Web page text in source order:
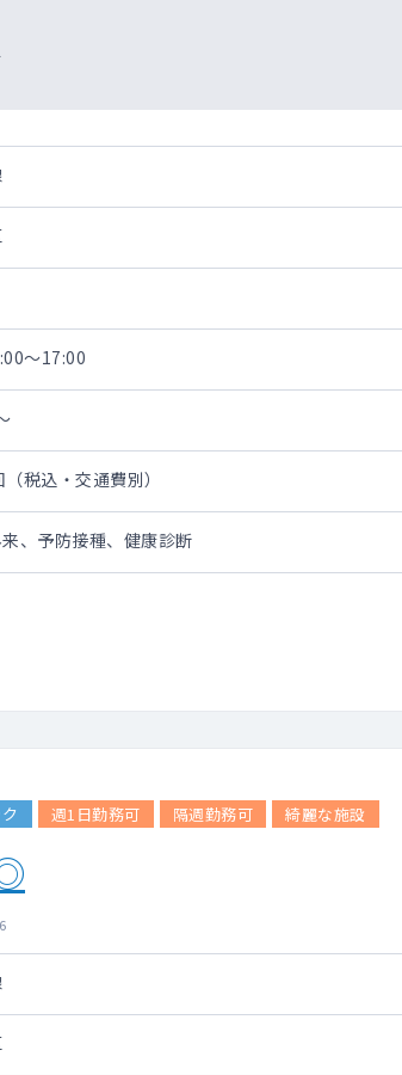
～17:00
税込・交通費別）
、予防接種、健康診断
週1日勤務可 隔週勤務可 綺麗な施設